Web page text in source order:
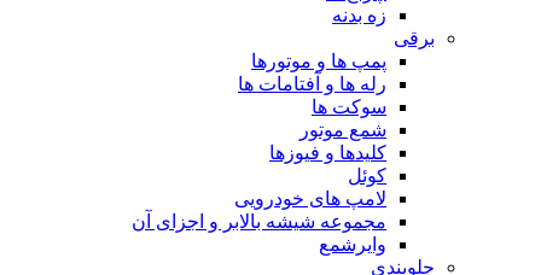
زه بدنه
برقی
پمپ ها و موتورها
رله ها و آفتامات ها
سوکت ها
شمع موتور
کلیدها و فیوزها
کوئل
لامپ های خودرویی
مجموعه شیشه بالابر و اجزای آن
وایرشمع
جلوبندی